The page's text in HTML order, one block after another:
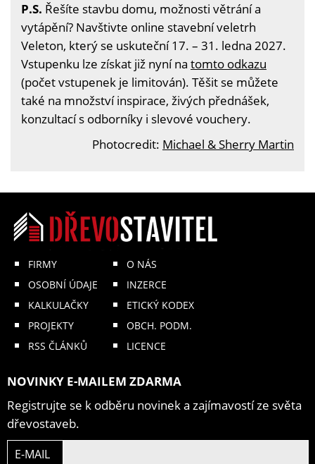
P.S. Řešíte stavbu domu, možnosti větrání a
vytápění? Navštivte online stavební veletrh
Veleton, který se uskuteční 17. – 31. ledna 2027.
Vstupenku lze získat již nyní na tomto odkazu
(počet vstupenek je limitován). Těšit se můžete
také na množství inspirace, živých přednášek,
konzultací s odborníky i slevové vouchery.
Photocredit: Michael & Sherry Martin
FIRMY
OSOBNÍ ÚDAJE
KALKULAČKY
PROJEKTY
RSS ČLÁNKŮ
O NÁS
INZERCE
ETICKÝ KODEX
OBCH. PODM.
LICENCE
NOVINKY E-MAILEM ZDARMA
Registrujte se k odběru novinek a zajímavostí ze světa
dřevostaveb.
E-MAIL